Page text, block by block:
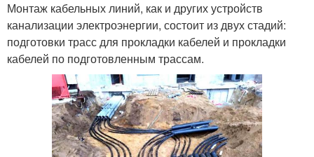
Монтаж кабельных линий, как и других устройств
канализации электроэнергии, состоит из двух стадий:
подготовки трасс для прокладки кабелей и прокладки
кабелей по подготовленным трассам.